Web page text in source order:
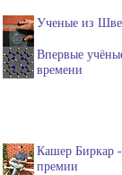
Ученые из
Впервые
времени
Кашер Биркар
премии